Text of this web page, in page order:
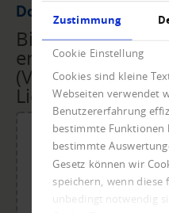
Zustimmung
Cookie Einstellung
Cookies sind kleine
Webseiten verwendet
Benutzererfahrung
bestimmte Funktionen
bestimmte
Gesetz können wir
speichern, wenn diese
unbedingt notwendig
Datei Upload
Bitte übermitteln
erforderlichen
(Vollmacht,
Lieferscheine, ...)
Für den Upload
Maximale